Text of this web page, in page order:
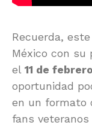
Recuerda,
México con su
el 11 de febrero
oportunidad
en un formato
fans